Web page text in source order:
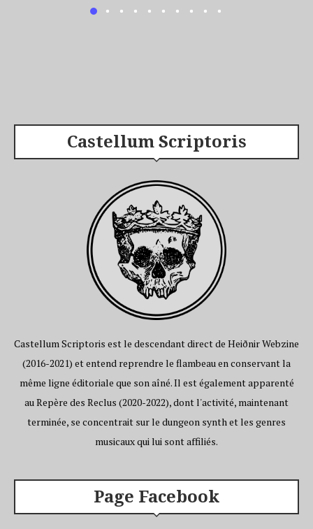
Castellum Scriptoris
Castellum Scriptoris est le descendant direct de Heiðnir Webzine
(2016-2021) et entend reprendre le flambeau en conservant la
même ligne éditoriale que son aîné. Il est également apparenté
au Repère des Reclus (2020-2022), dont l'activité, maintenant
terminée, se concentrait sur le dungeon synth et les genres
musicaux qui lui sont affiliés.
Page Facebook